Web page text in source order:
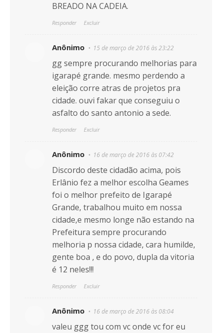
BREADO NA CADEIA.
Responder Excluir
Anônimo 15 de março de 2016 às 23:22
gg sempre procurando melhorias para
igarapé grande. mesmo perdendo a
eleição corre atras de projetos pra
cidade. ouvi fakar que conseguiu o
asfalto do santo antonio a sede.
Responder Excluir
Anônimo 16 de março de 2016 às 07:42
Discordo deste cidadão acima, pois
Erlânio fez a melhor escolha Geames
foi o melhor prefeito de Igarapé
Grande, trabalhou muito em nossa
cidade,e mesmo longe não estando na
Prefeitura sempre procurando
melhoria p nossa cidade, cara humilde,
gente boa , e do povo, dupla da vitoria
é 12 neles!!!
Responder Excluir
Anônimo 16 de março de 2016 às 08:04
valeu ggg tou com vc onde vc for eu